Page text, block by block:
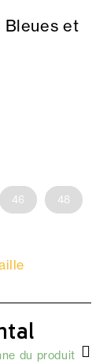
Bleues et
46 48
du produit